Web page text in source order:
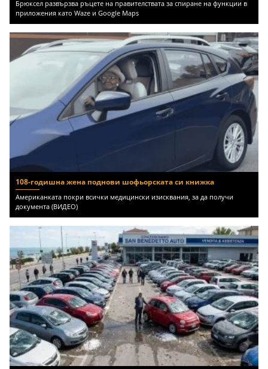
Брюксел развързва ръцете на правителствата за спиране на функции в
приложения като Waze и Google Maps
108-годишна жена поднови шофьорската си книжка
Американката покри всички медицински изисквания, за да получи
документа (ВИДЕО)